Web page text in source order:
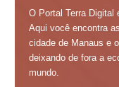
O Portal Terra Digital
Aqui você encontra
cidade de Manaus e
deixando de fora a
mundo.